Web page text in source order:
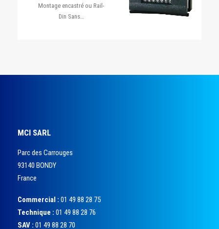
Montage encastré ou Rail-
Din Sans…
MCI SARL
Parc des Carrouges
93140 BONDY
France
Commercial : 01 49 88 28 75
Technique : 01 49 88 28 76
SAV : 01 49 88 28 70